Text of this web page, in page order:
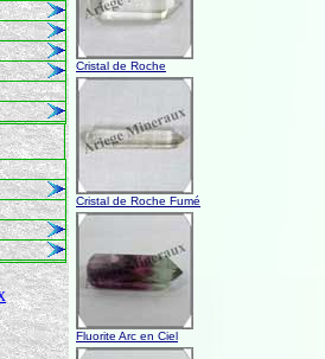
Cristal de Roche
Cristal de Roche Fumé
Fluorite Arc en Ciel